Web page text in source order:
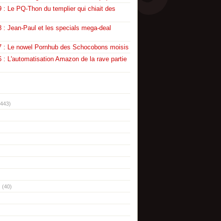
: Le PQ-Thon du templier qui chiait des
: Jean-Paul et les specials mega-deal
: Le nowel Pornhub des Schocobons moisis
: L'automatisation Amazon de la rave partie
(40)